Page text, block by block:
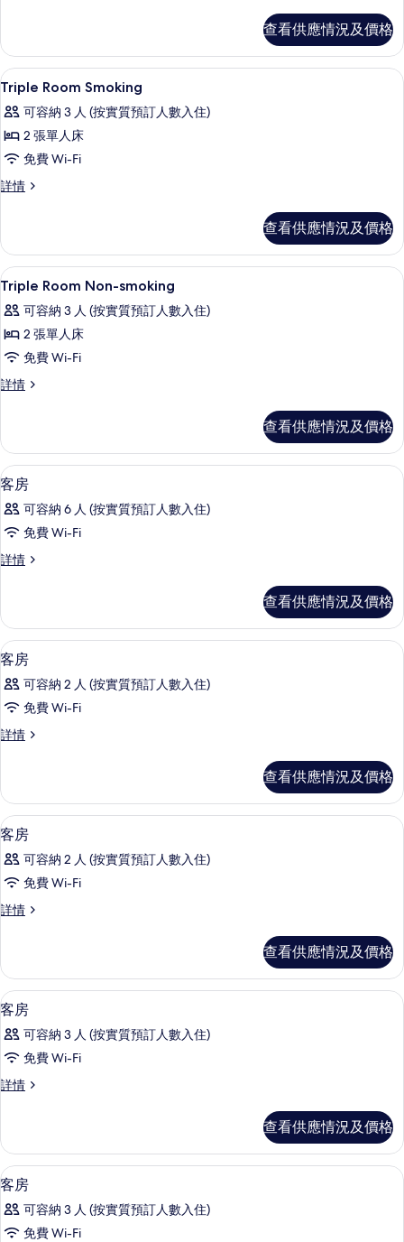
smoking
的
相
片
smoking
詳
情
查看供應情況及價格
載
入
所
有
Triple
Room
相
片
書桌、熨斗/熨衫板、免費 Wi-Fi、床單
1
Triple Room Smoking
可容納 3 人 (按實質預訂人數入住)
2 張單人床
免費 Wi-Fi
詳情
Triple
情
查看供應情況及價格
載
入
所
有
Triple
Room
的
相
片
書桌、熨斗/熨衫板、免費 Wi-Fi、床單
1
Triple Room Non-smoking
可容納 3 人 (按實質預訂人數入住)
2 張單人床
免費 Wi-Fi
詳情
Triple
詳
情
查看供應情況及價格
載
入
所
客
的
相
片
書桌、熨斗/熨衫板、免費 Wi-Fi、床單
1
客房
可容納 6 人 (按實質預訂人數入住)
免費 Wi-Fi
詳情
客
查看供應情況及價格
載
入
所
客
的
相
片
書桌、熨斗/熨衫板、免費 Wi-Fi、床單
1
客房
可容納 2 人 (按實質預訂人數入住)
免費 Wi-Fi
詳情
客
查看供應情況及價格
載
入
所
客
的
相
片
書桌、熨斗/熨衫板、免費 Wi-Fi、床單
1
客房
可容納 2 人 (按實質預訂人數入住)
免費 Wi-Fi
詳情
客
查看供應情況及價格
載
入
所
客
的
相
片
書桌、熨斗/熨衫板、免費 Wi-Fi、床單
1
客房
可容納 3 人 (按實質預訂人數入住)
免費 Wi-Fi
詳情
客
查看供應情況及價格
載
入
所
書桌、熨斗/熨衫板、免費 Wi-Fi、床單
1
客房
可容納 3 人 (按實質預訂人數入住)
免費 Wi-Fi